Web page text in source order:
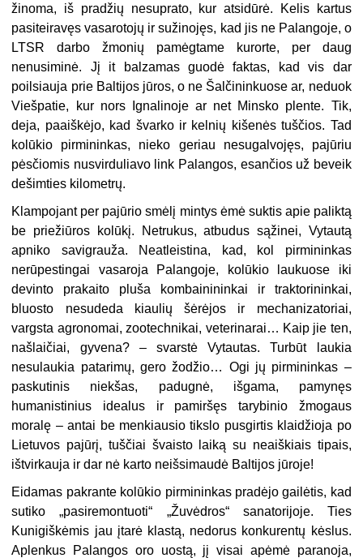
žinoma, iš pradžių nesuprato, kur atsidūrė. Kelis kartus
pasiteiravęs vasarotojų ir sužinojęs, kad jis ne Palangoje, o
LTSR darbo žmonių pamėgtame kurorte, per daug
nenusiminė. Jį it balzamas guodė faktas, kad vis dar
poilsiauja prie Baltijos jūros, o ne Šalčininkuose ar, neduok
Viešpatie, kur nors Ignalinoje ar net Minsko plente. Tik,
deja, paaiškėjo, kad švarko ir kelnių kišenės tuščios. Tad
kolūkio pirmininkas, nieko geriau nesugalvojęs, pajūriu
pėsčiomis nusvirduliavo link Palangos, esančios už beveik
dešimties kilometrų.
Klampojant per pajūrio smėlį mintys ėmė suktis apie paliktą
be priežiūros kolūkį. Netrukus, atbudus sąžinei, Vytautą
apniko savigrauža. Neatleistina, kad, kol pirmininkas
nerūpestingai vasaroja Palangoje, kolūkio laukuose iki
devinto prakaito pluša kombainininkai ir traktorininkai,
bluosto nesudeda kiaulių šėrėjos ir mechanizatoriai,
vargsta agronomai, zootechnikai, veterinarai… Kaip jie ten,
našlaičiai, gyvena? – svarstė Vytautas. Turbūt laukia
nesulaukia patarimų, gero žodžio… Ogi jų pirmininkas –
paskutinis niekšas, padugnė, išgama, pamynęs
humanistinius idealus ir pamiršęs tarybinio žmogaus
moralę – antai be menkiausio tikslo pusgirtis klaidžioja po
Lietuvos pajūrį, tuščiai švaisto laiką su neaiškiais tipais,
ištvirkauja ir dar nė karto neišsimaudė Baltijos jūroje!
Eidamas pakrante kolūkio pirmininkas pradėjo gailėtis, kad
sutiko „pasiremontuoti“ „Žuvėdros“ sanatorijoje. Ties
Kunigiškėmis jau įtarė klastą, nedorus konkurentų kėslus.
Aplenkus Palangos oro uostą, jį visai apėmė paranoja,